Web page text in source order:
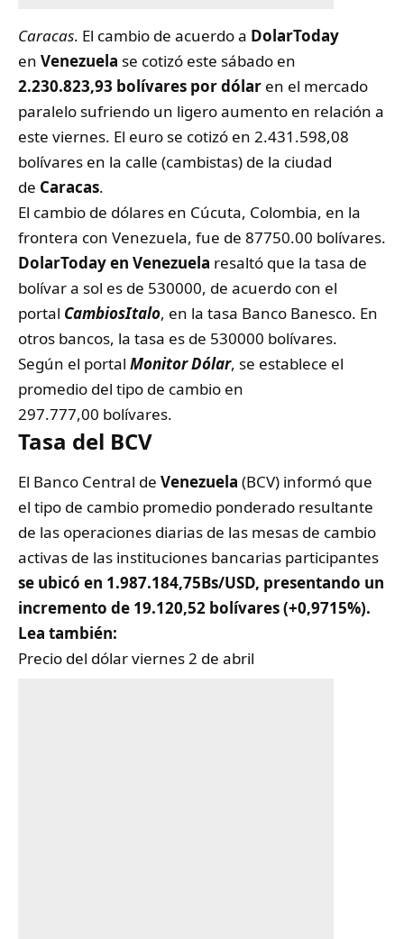
Caracas. El cambio de acuerdo a DolarToday
en Venezuela se cotizó este sábado en
2.230.823,93 bolívares por dólar en el mercado
paralelo sufriendo un ligero aumento en relación a
este viernes. El euro se cotizó en 2.431.598,08
bolívares en la calle (cambistas) de la ciudad
de Caracas.
El cambio de dólares en Cúcuta, Colombia, en la
frontera con Venezuela, fue de 87750.00 bolívares.
DolarToday en Venezuela resaltó que la tasa de
bolívar a sol es de 530000, de acuerdo con el
portal CambiosItalo, en la tasa Banco Banesco. En
otros bancos, la tasa es de 530000 bolívares.
Según el portal Monitor Dólar, se establece el
promedio del tipo de cambio en
297.777,00 bolívares.
Tasa del BCV
El Banco Central de Venezuela (BCV) informó que
el tipo de cambio promedio ponderado resultante
de las operaciones diarias de las mesas de cambio
activas de las instituciones bancarias participantes
se ubicó en 1.987.184,75Bs/USD, presentando un
incremento de 19.120,52 bolívares (+0,9715%).
Lea también:
Precio del dólar viernes 2 de abril